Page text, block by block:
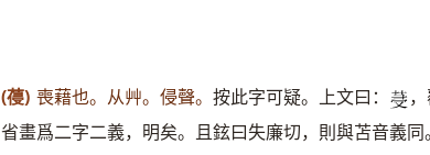
(葠) 喪藉也。从艸。侵聲。 按此字可疑。上文曰： 𦯈
省畫爲二字二義，明矣。且鉉曰失廉切，則與苫音義